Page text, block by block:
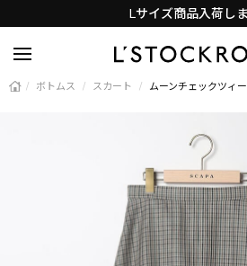
Lサイズ商品入荷し
/ ボトムス / スカート / ムーンチェックツィ